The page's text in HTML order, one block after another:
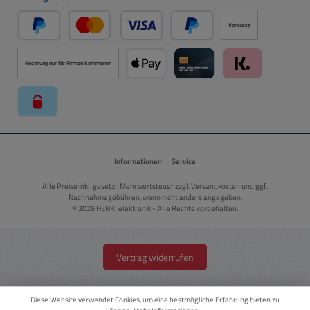
PayPal Kredit- oder Debitkarte über PayPal
Später Bezahlen über PayPal
Vorkasse
Rechnung nur für Firmen Kommunen
Informationen Service
Alle Preise inkl. gesetzl. Mehrwertsteuer zzgl.Versandkosten und ggf.
Nachnahmegebühren, wenn nicht anders angegeben.
© 2026 HENRI elektronik - Alle Rechte vorbehalten.
Vertrag widerrufen
Diese Website verwendet Cookies, um eine bestmögliche Erfahrung bieten zu